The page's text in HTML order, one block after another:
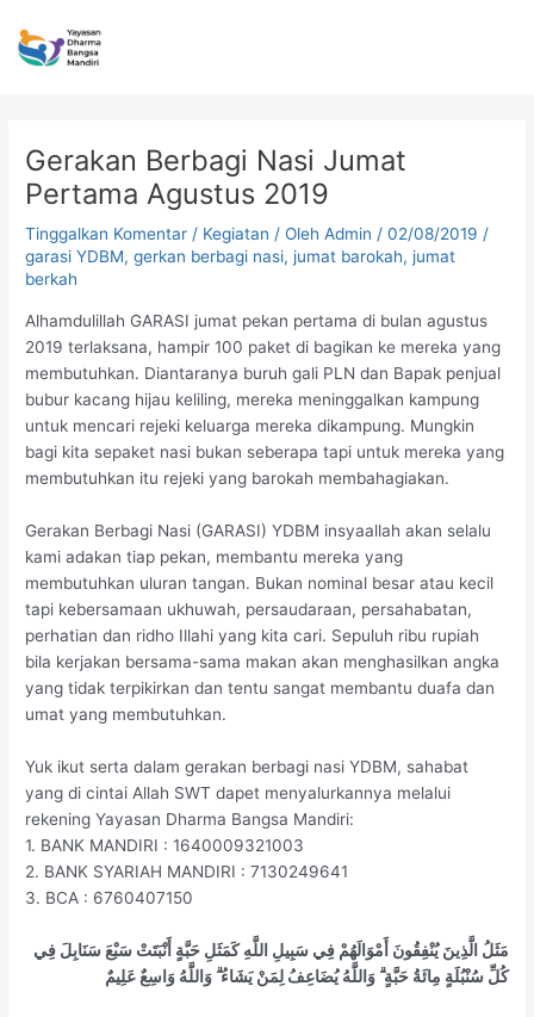
konten
Gerakan Berbagi Nasi Jumat
Pertama Agustus 2019
Tinggalkan Komentar / Kegiatan / OlehAdmin /02/08/2019 /
garasi YDBM,gerkan berbagi nasi,jumat barokah,jumat
berkah
Alhamdulillah GARASI jumat pekan pertama di bulan agustus
2019 terlaksana, hampir 100 paket di bagikan ke mereka yang
membutuhkan. Diantaranya buruh gali PLN dan Bapak penjual
bubur kacang hijau keliling, mereka meninggalkan kampung
untuk mencari rejeki keluarga mereka dikampung. Mungkin
bagi kita sepaket nasi bukan seberapa tapi untuk mereka yang
membutuhkan itu rejeki yang barokah membahagiakan.
Gerakan Berbagi Nasi (GARASI) YDBM insyaallah akan selalu
kami adakan tiap pekan, membantu mereka yang
membutuhkan uluran tangan. Bukan nominal besar atau kecil
tapi kebersamaan ukhuwah, persaudaraan, persahabatan,
perhatian dan ridho Illahi yang kita cari. Sepuluh ribu rupiah
bila kerjakan bersama-sama makan akan menghasilkan angka
yang tidak terpikirkan dan tentu sangat membantu duafa dan
umat yang membutuhkan.
Yuk ikut serta dalam gerakan berbagi nasi YDBM, sahabat
yang di cintai Allah SWT dapet menyalurkannya melalui
rekening Yayasan Dharma Bangsa Mandiri:
1. BANK MANDIRI : 1640009321003
2. BANK SYARIAH MANDIRI : 7130249641
3. BCA : 6760407150
مَثَلُ الَّذِينَ يُنْفِقُونَ أَمْوَالَهُمْ فِي سَبِيلِ اللَّهِ كَمَثَلِ حَبَّةٍ أَنْبَتَتْ سَبْعَ سَنَابِلَ فِي
كُلِّ سُنْبُلَةٍ مِائَةُ حَبَّةٍ ۗ وَاللَّهُ يُضَاعِفُ لِمَنْ يَشَاءُ ۗ وَاللَّهُ وَاسِعٌ عَلِيمٌ
navigation